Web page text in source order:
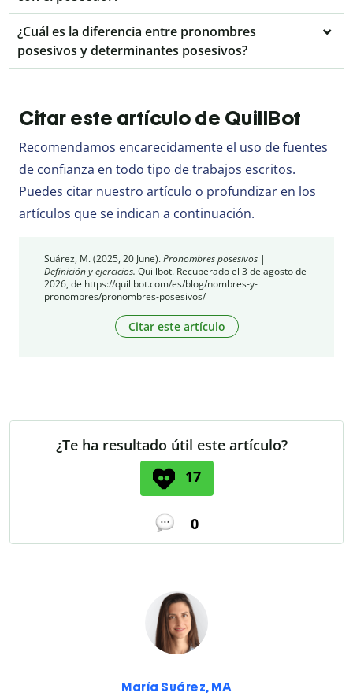
¿Cuál es la diferencia entre pronombres
posesivos y determinantes posesivos?
Citar este artículo de QuillBot
Recomendamos encarecidamente el uso de fuentes
de confianza en todo tipo de trabajos escritos.
Puedes citar nuestro artículo o profundizar en los
artículos que se indican a continuación.
Suárez, M. (2025, 20 June).Pronombres posesivos |
Definición y ejercicios. Quillbot. Recuperado el 3 de agosto de
2026, de https://quillbot.com/es/blog/nombres-y-
pronombres/pronombres-posesivos/
Citar este artículo
¿Te ha resultado útil este artículo?
17
0
María Suárez, MA